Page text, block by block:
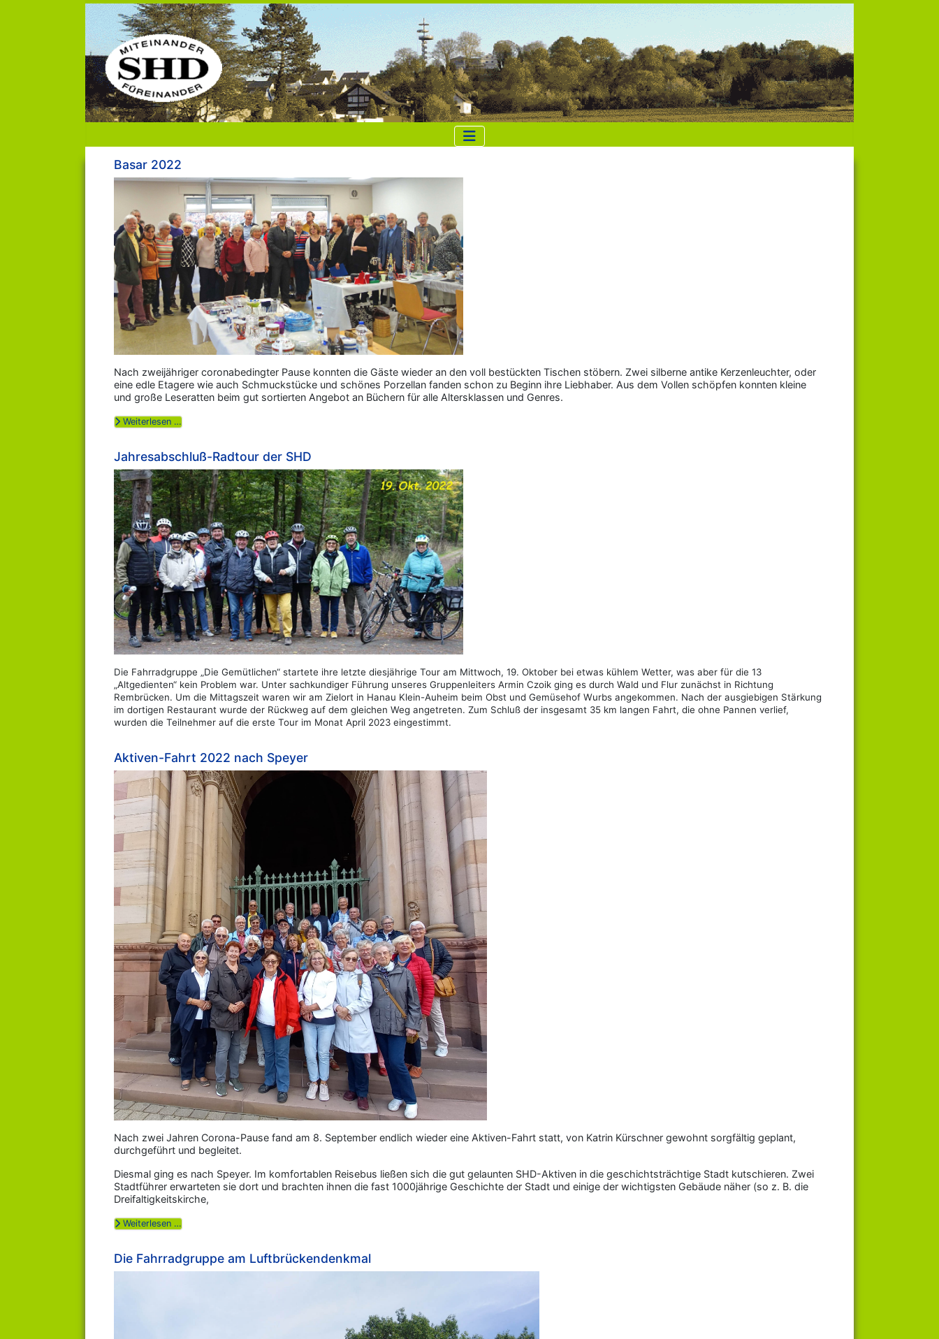
Basar 2022
Nach zweijähriger coronabedingter Pause konnten die Gäste wieder an den voll bestückten Tischen stöbern. Zwei silberne antike Kerzenleuchter, oder
eine edle Etagere wie auch Schmuckstücke und schönes Porzellan fanden schon zu Beginn ihre Liebhaber. Aus dem Vollen schöpfen konnten kleine
und große Leseratten beim gut sortierten Angebot an Büchern für alle Altersklassen und Genres.
Weiterlesen …
Jahresabschluß-Radtour der SHD
Die Fahrradgruppe „Die Gemütlichen“ startete ihre letzte diesjährige Tour am Mittwoch, 19. Oktober bei etwas kühlem Wetter, was aber für die 13
„Altgedienten“ kein Problem war. Unter sachkundiger Führung unseres Gruppenleiters Armin Czoik ging es durch Wald und Flur zunächst in Richtung
Rembrücken. Um die Mittagszeit waren wir am Zielort in Hanau Klein-Auheim beim Obst und Gemüsehof Wurbs angekommen. Nach der ausgiebigen Stärkung
im dortigen Restaurant wurde der Rückweg auf dem gleichen Weg angetreten. Zum Schluß der insgesamt 35 km langen Fahrt, die ohne Pannen verlief,
wurden die Teilnehmer auf die erste Tour im Monat April 2023 eingestimmt.
Aktiven-Fahrt 2022 nach Speyer
Nach zwei Jahren Corona-Pause fand am 8. September endlich wieder eine Aktiven-Fahrt statt, von Katrin Kürschner gewohnt sorgfältig geplant,
durchgeführt und begleitet.
Diesmal ging es nach Speyer. Im komfortablen Reisebus ließen sich die gut gelaunten SHD-Aktiven in die geschichtsträchtige Stadt kutschieren. Zwei
Stadtführer erwarteten sie dort und brachten ihnen die fast 1000jährige Geschichte der Stadt und einige der wichtigsten Gebäude näher (so z. B. die
Dreifaltigkeitskirche,
Weiterlesen …
Die Fahrradgruppe am Luftbrückendenkmal